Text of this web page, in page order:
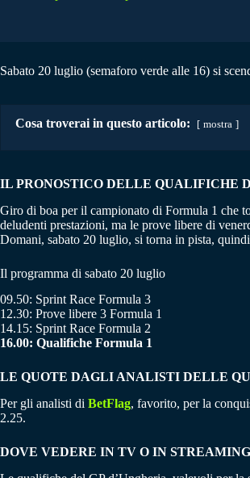
Sabato 20 luglio (semaforo verde alle 16) si
Cosa troverai in questo articolo: mostra
IL PRONOSTICO DELLE QUALIFICHE
Giro di boa per il campionato di Formula 1 che
deludenti prestazioni, ma le prove libere di
Domani, sabato 20 luglio, si torna in pista,
Il programma di sabato 20 luglio
09.50: Sprint Race Formula 3
12.30: Prove libere 3 Formula 1
14.15: Sprint Race Formula 2
16.00: Qualifiche Formula 1
LE QUOTE DAGLI ANALISTI DELLE
Per gli analisti di BetFlag, favorito, per la
2.25.
DOVE VEDERE IN TV O IN STREAMING